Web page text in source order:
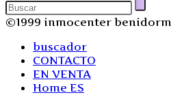
©1999 inmocenter benidorm
buscador
CONTACTO
EN VENTA
Home ES